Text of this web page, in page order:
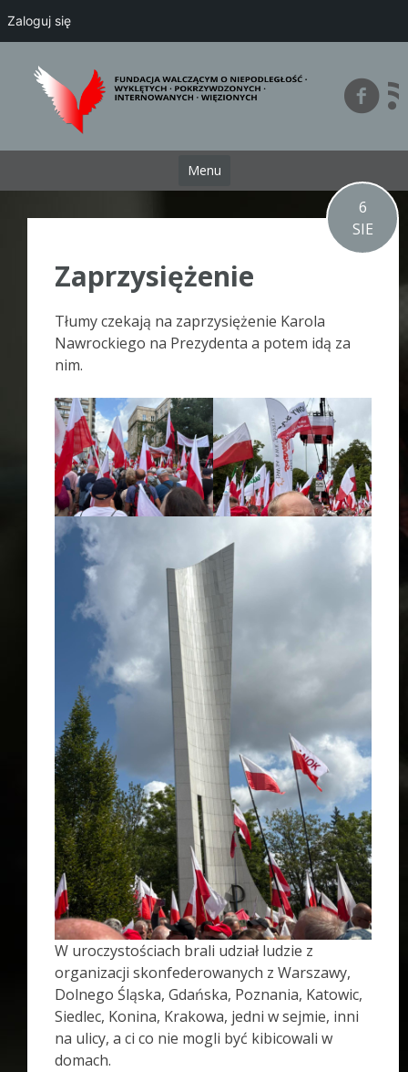
Menu
6
SIE
Zaprzysiężenie
Tłumy czekają na zaprzysiężenie Karola
Nawrockiego na Prezydenta a potem idą za
nim.
W uroczystościach brali udział ludzie z
organizacji skonfederowanych z Warszawy,
Dolnego Śląska, Gdańska, Poznania, Katowic,
Siedlec, Konina, Krakowa, jedni w sejmie, inni
na ulicy, a ci co nie mogli być kibicowali w
domach.
Zaloguj się